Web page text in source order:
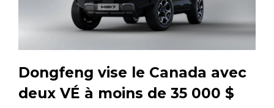
Dongfeng vise le Canada avec
deux VÉ à moins de 35 000 $